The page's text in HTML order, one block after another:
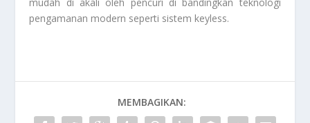
pengamanan modern seperti sistem keyless.
MEMBAGIKAN: